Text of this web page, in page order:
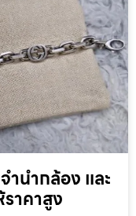
านํากล้อง และ
าคาสูง